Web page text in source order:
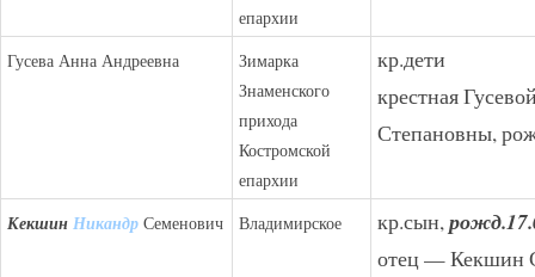
епархии
Гусева Анна Андреевна
Зимарка
Знаменского
прихода
Костромской
епархии
кр.дети
крестная
Степановны,
Кекшин Никандр Семенович Владимирское кр.сын,
отец — Кекшин